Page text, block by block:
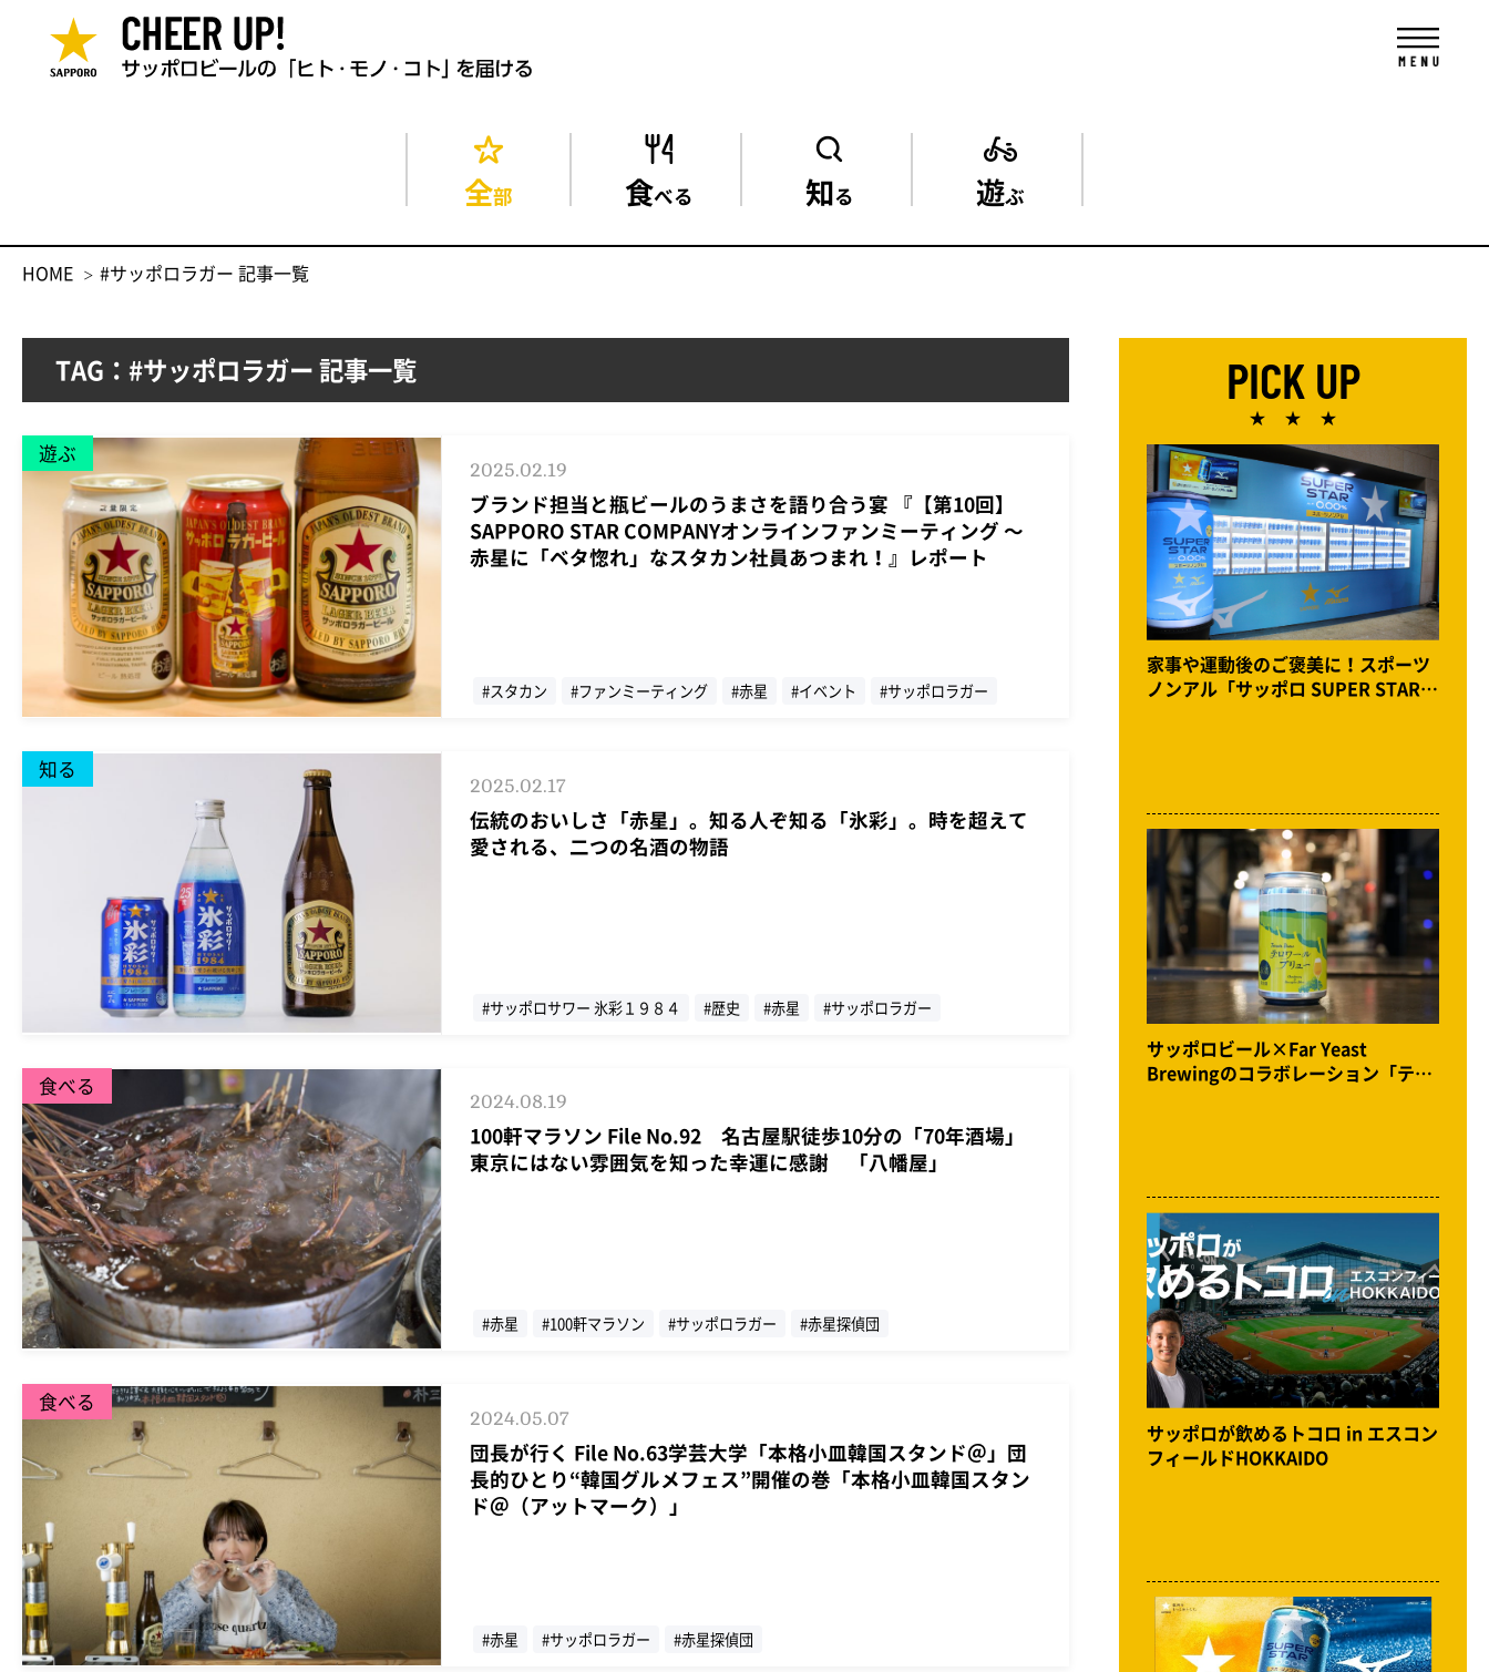
全部 食べる 知る 遊ぶ
HOME #サッポロラガー 記事一覧
TAG：#サッポロラガー 記事一覧
遊ぶ
2025.02.19
ブランド担当と瓶ビールのうまさを語り合う宴 『【第10回】
SAPPORO STAR COMPANYオンラインファンミーティング ～
赤星に「ベタ惚れ」なスタカン社員あつまれ！』レポート
#スタカン #ファンミーティング #赤星 #イベント
#サッポロラガー
知る
2025.02.17
伝統のおいしさ「赤星」。知る人ぞ知る「氷彩」。時を超えて
愛される、二つの名酒の物語
#サッポロサワー 氷彩１９８４ #歴史 #赤星 #サッポロラガー
食べる
2024.08.19
100軒マラソン File No.92 名古屋駅徒歩10分の「70年酒場」
東京にはない雰囲気を知った幸運に感謝 「八幡屋」
#赤星 #100軒マラソン #サッポロラガー #赤星探偵団
食べる
2024.05.07
団長が行く File No.63学芸大学「本格小皿韓国スタンド＠」団
長的ひとり“韓国グルメフェス”開催の巻「本格小皿韓国スタン
ド＠（アットマーク）」
#赤星 #サッポロラガー #赤星探偵団
PICK UP
★ ★ ★
家事や運動後のご褒美に！スポーツ
ノンアル「サッポロ SUPER STAR」
サッポロビール×Far Yeast
Brewingのコラボレーション「テロ
サッポロが飲めるトコロ in エスコン
フィールドHOKKAIDO